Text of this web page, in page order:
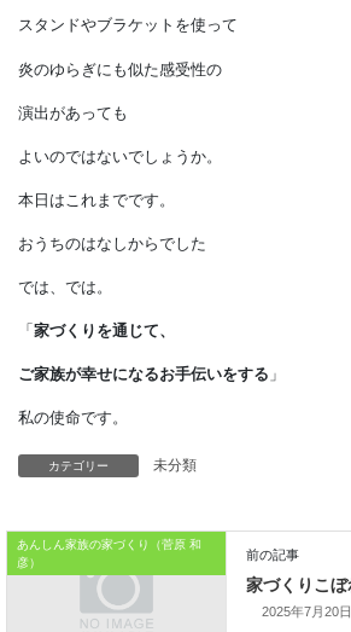
今の天井の光が
実現できるようになったのです。
こうした感覚が私たちの胸にも
記されているのでしょうか、
床に近いところの光には、
なぜか懐かしい安らぎを覚えます。
演出があっても
よいのではないでしょうか。
カテゴリー 未分類
あんしん家族の家づくり（菅原 和
彦）
2025年7月20日